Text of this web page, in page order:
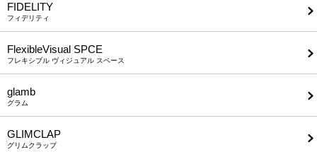
FIDELITY
フィデリティ
FlexibleVisual SPCE
フレキシブル ヴィジュアル スペース
glamb
グラム
GLIMCLAP
グリムクラップ